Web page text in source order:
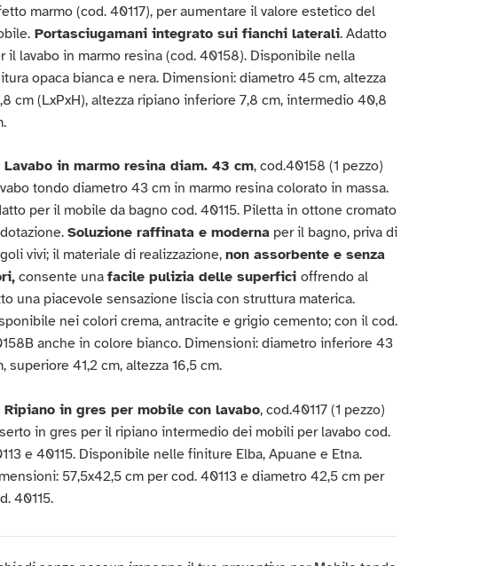
marmo (cod. 40117), per aumentare il valore estetico del
Portasciugamani integrato sui fianchi laterali. Adatto
il lavabo in marmo resina (cod. 40158). Disponibile nella
opaca bianca e nera. Dimensioni: diametro 45 cm, altezza
cm (LxPxH), altezza ripiano inferiore 7,8 cm, intermedio 40,8
Lavabo in marmo resina diam. 43 cm, cod.40158 (1 pezzo)
tondo diametro 43 cm in marmo resina colorato in massa.
per il mobile da bagno cod. 40115. Piletta in ottone cromato
Soluzione raffinata e moderna per il bagno, priva di
vivi; il materiale di realizzazione,non assorbente e senza
consente unafacile pulizia delle superficioffrendo al
una piacevole sensazione liscia con struttura materica.
nei colori crema, antracite e grigio cemento; con il cod.
anche in colore bianco. Dimensioni: diametro inferiore 43
superiore 41,2 cm, altezza 16,5 cm.
Ripiano in gres per mobile con lavabo, cod.40117 (1 pezzo)
in gres per il ripiano intermedio dei mobili per lavabo cod.
e 40115. Disponibile nelle finiture Elba, Apuane e Etna.
57,5x42,5 cm per cod. 40113 e diametro 42,5 cm per
40115.